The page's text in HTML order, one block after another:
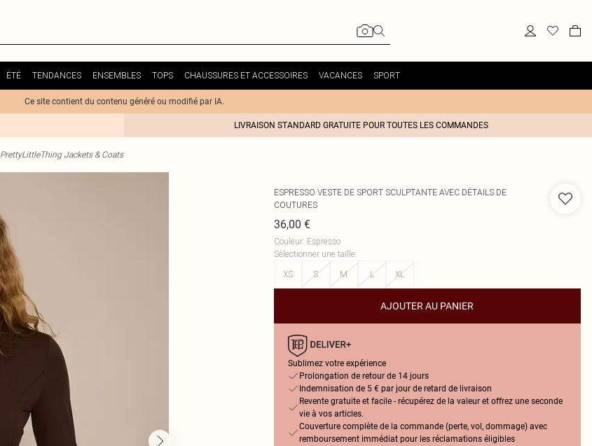
ÉTÉ TENDANCES ENSEMBLES TOPS CHAUSSURES ET ACCESSOIRES VACANCES SPORT
Ce site contient du contenu généré ou modifié par IA.
LIVRAISON STANDARD GRATUITE POUR TOUTES LES COMMANDES
PrettyLittleThing Jackets & Coats
ESPRESSO VESTE DE SPORT SCULPTANTE AVEC DÉTAILS DE
COUTURES
36,00 €
Couleur: Espresso
Sélectionner une taille:
XS
S M L XL
AJOUTER AU PANIER
Sublimez votre expérience
Prolongation de retour de 14 jours
Indemnisation de 5 € par jour de retard de livraison
Revente gratuite et facile - récupérez de la valeur et offrez une seconde
vie à vos articles.
Couverture complète de la commande (perte, vol, dommage) avec
remboursement immédiat pour les réclamations éligibles